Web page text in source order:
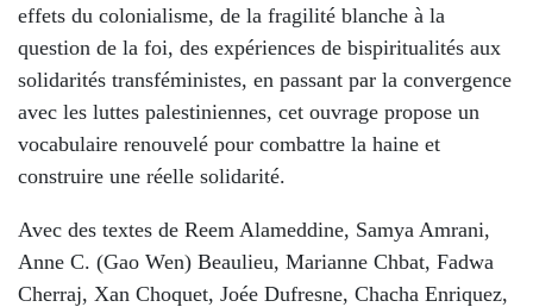
effets du colonialisme, de la fragilité blanche à la
question de la foi, des expériences de bispiritualités aux
solidarités transféministes, en passant par la convergence
avec les luttes palestiniennes, cet ouvrage propose un
vocabulaire renouvelé pour combattre la haine et
construire une réelle solidarité.
Avec des textes de Reem Alameddine, Samya Amrani,
Anne C. (Gao Wen) Beaulieu, Marianne Chbat, Fadwa
Cherraj, Xan Choquet, Joée Dufresne, Chacha Enriquez,